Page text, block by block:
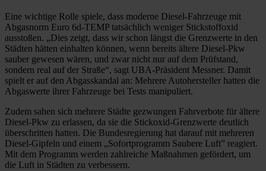
Eine wichtige Rolle spiele, dass moderne Diesel-Fahrzeuge mit
Abgasnorm Euro 6d-TEMP tatsächlich weniger Stickstoffoxid
ausstoßen. „Dies zeigt, dass wir schon längst die Grenzwerte in den
Städten hätten einhalten können, wenn bereits ältere Diesel-Pkw
sauber gewesen wären, und zwar nicht nur auf dem Prüfstand,
sondern real auf der Straße“, sagt UBA-Präsident Messner. Damit
spielt er auf den Abgasskandal an: Mehrere Autohersteller hatten die
Abgaswerte ihrer Fahrzeuge bei Tests manipuliert.
Zudem sahen sich mehrere Städte gezwungen Fahrverbote für ältere
Diesel-Pkw zu erlassen, da sie die Stickoxid-Grenzwerte deutlich
überschritten hatten. Die Bundesregierung hat darauf mit mehreren
Diesel-Gipfeln und einem „Sofortprogramm Saubere Luft” reagiert.
Mit dem Programm werden zahlreiche Maßnahmen gefördert, um
die Luft in Städten zu verbessern.